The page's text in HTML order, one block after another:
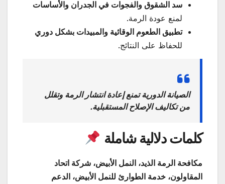
سد الشقوق والفجوات في الجدران والأساسات
لمنع عودة الرمة.
تطبيق الطعوم الوقائية والمبيدات بشكل دوري
للحفاظ على النتائج.
الصيانة الدورية تمنع إعادة انتشار الرمة وتقلل
من تكاليف الإصلاح المستقبلية.
كلمات دلالية شاملة
مكافحة الرمة الذيد، النمل الأبيض، شركة اتحاد
المقاولون، خدمة الطوارئ للنمل الأبيض، الدعم